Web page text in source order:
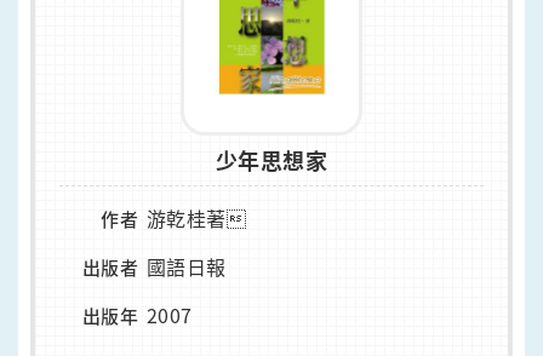
少年思想家
作者 游乾桂著
出版者 國語日報
出版年 2007